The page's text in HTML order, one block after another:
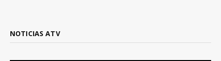
NOTICIAS ATV